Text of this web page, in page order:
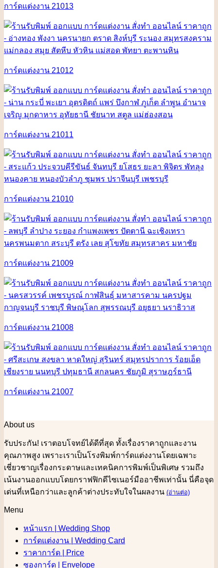
การ์ดแต่งงาน 21013
การ์ดแต่งงาน 21012
การ์ดแต่งงาน 21011
การ์ดแต่งงาน 21010
การ์ดแต่งงาน 21009
การ์ดแต่งงาน 21008
การ์ดแต่งงาน 21007
About us
รับประกัน! เราตอบโจทย์ได้ดีที่สุด ทั้งเรื่องราคาถูกและงาน
คุณภาพสูง เพราะเราเป็นโรงพิมพ์การ์ดแต่งงานโดยเฉพาะ
เชี่ยวชาญเรื่องกระดาษและเทคนิคการพิมพ์เป็นพิเศษ รวมถึง
เน้นงานออกแบบโดยกราฟฟิกดีไซเนอร์มืออาชีพเท่านั้น นี่คือจุด
เด่นที่เหนือกว่าและลูกค้าต่างประทับใจในผลงาน (อ่านต่อ)
Menu
หน้าแรก | Wedding Shop
การ์ดแต่งงาน | Wedding Card
ราคาการ์ด | Price
ซองการ์ด | Envelope